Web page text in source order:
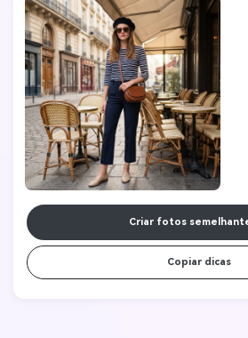
natural da tarde brilha através do toldo do
35mm f/1.8, ISO 200, f/2.8. Estética de vida
de café. Qualidade 4K.
Criar fotos
Copiar dicas